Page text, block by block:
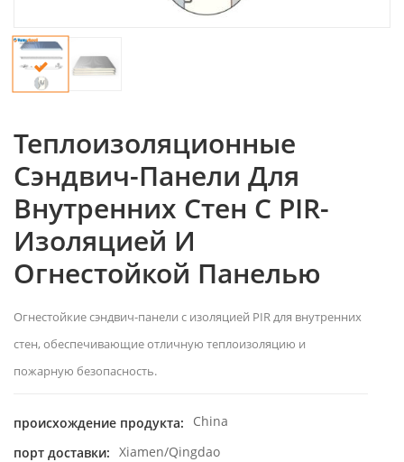
Теплоизоляционные
Сэндвич-Панели Для
Внутренних Стен С PIR-
Изоляцией И
Огнестойкой Панелью
Огнестойкие сэндвич-панели с изоляцией PIR для внутренних
стен, обеспечивающие отличную теплоизоляцию и
пожарную безопасность.
происхождение продукта:
China
порт доставки: Xiamen/Qingdao